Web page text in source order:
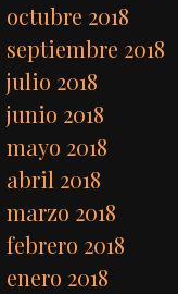
octubre 2018
septiembre 2018
julio 2018
junio 2018
mayo 2018
abril 2018
marzo 2018
febrero 2018
enero 2018